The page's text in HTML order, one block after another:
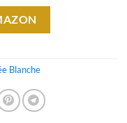
:
prix
actuel
est :
6,99€.
Blanche